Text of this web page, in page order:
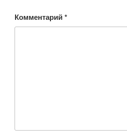
Комментарий*